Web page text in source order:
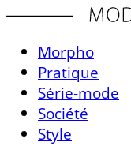
Morpho
Pratique
Série-mode
Société
Style